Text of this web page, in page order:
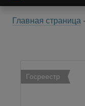
Главная страница
Госреестр